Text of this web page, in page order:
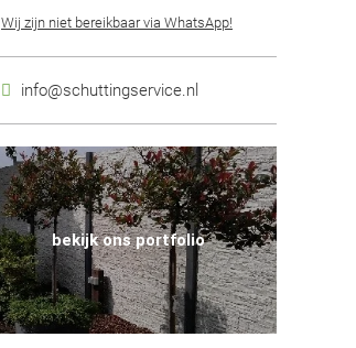
Wij zijn niet bereikbaar via WhatsApp!
info@schuttingservice.nl
bekijk ons portfolio